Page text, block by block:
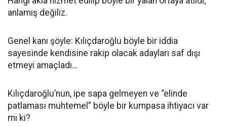
anlamış değiliz.
Genel kanı şöyle: Kılıçdaroğlu böyle bir iddia
sayesinde kendisine rakip olacak adayları saf dışı
etmeyi amaçladı…
Kılıçdaroğlu’nun, ipe sapa gelmeyen ve “elinde
patlaması muhtemel” böyle bir kumpasa ihtiyacı var
mı ki?